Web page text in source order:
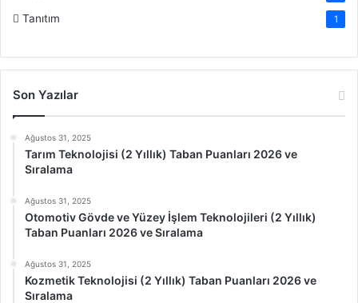
Tanıtım 1
Son Yazılar
Ağustos 31, 2025
Tarım Teknolojisi (2 Yıllık) Taban Puanları 2026 ve
Sıralama
Ağustos 31, 2025
Otomotiv Gövde ve Yüzey İşlem Teknolojileri (2 Yıllık)
Taban Puanları 2026 ve Sıralama
Ağustos 31, 2025
Kozmetik Teknolojisi (2 Yıllık) Taban Puanları 2026 ve
Sıralama